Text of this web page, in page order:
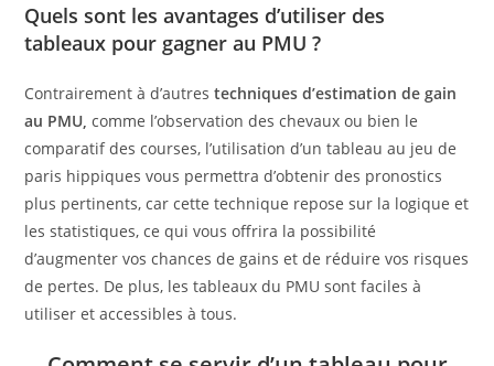
Quels sont les avantages d’utiliser des
tableaux pour gagner au PMU ?
Contrairement à d’autrestechniques d’estimation de gain
au PMU, comme l’observation des chevaux ou bien le
comparatif des courses, l’utilisation d’un tableau au jeu de
paris hippiques vous permettra d’obtenir des pronostics
plus pertinents, car cette technique repose sur la logique et
les statistiques, ce qui vous offrira la possibilité
d’augmenter vos chances de gains et de réduire vos risques
de pertes. De plus, les tableaux du PMU sont faciles à
utiliser et accessibles à tous.